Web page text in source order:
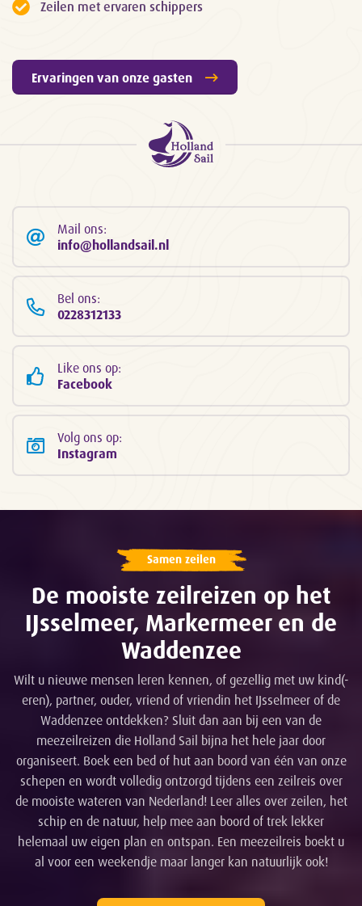
Zeilen met ervaren schippers
Ervaringen van onze gasten
Mail ons:
info@hollandsail.nl
Bel ons:
0228312133
Like ons op:
Facebook
Volg ons op:
Instagram
Samen zeilen
De mooiste zeilreizen op het
IJsselmeer, Markermeer en de
Waddenzee
Wilt u nieuwe mensen leren kennen, of gezellig met uw kind(-
eren), partner, ouder, vriend of vriendin het IJsselmeer of de
Waddenzee ontdekken? Sluit dan aan bij een van de
meezeilreizen die Holland Sail bijna het hele jaar door
organiseert. Boek een bed of hut aan boord van één van onze
schepen en wordt volledig ontzorgd tijdens een zeilreis over
de mooiste wateren van Nederland! Leer alles over zeilen, het
schip en de natuur, help mee aan boord of trek lekker
helemaal uw eigen plan en ontspan. Een meezeilreis boekt u
al voor een weekendje maar langer kan natuurlijk ook!